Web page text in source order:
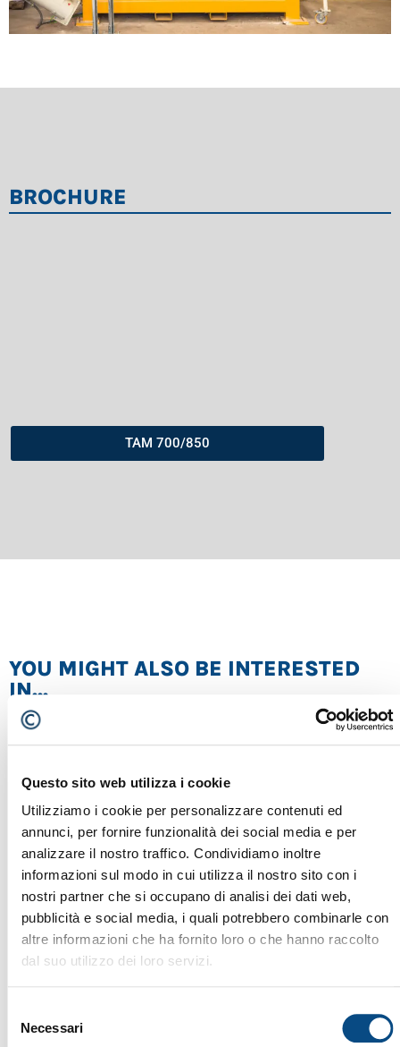
Questo sito web utilizza i cookie
Utilizziamo i cookie per personalizzare contenuti ed
annunci, per fornire funzionalità dei social media e per
analizzare il nostro traffico. Condividiamo inoltre
informazioni sul modo in cui utilizza il nostro sito con i
nostri partner che si occupano di analisi dei dati web,
pubblicità e social media, i quali potrebbero combinarle con
altre informazioni che ha fornito loro o che hanno raccolto
dal suo utilizzo dei loro servizi.
delNecessari
BROCHURE
TAM 700/850
YOU MIGHT ALSO BE INTERESTED
IN...